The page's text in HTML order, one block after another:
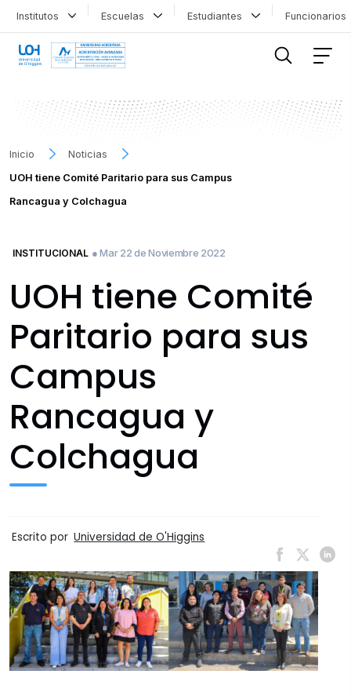
Institutos Escuelas Estudiantes
Inicio
Noticias
UOH tiene Comité Paritario para sus Campus
Rancagua y Colchagua
INSTITUCIONAL ● Mar 22 de Noviembre 2022
UOH tiene Comité
Paritario para sus
Campus
Rancagua y
Colchagua
Escrito por Universidad de O'Higgins